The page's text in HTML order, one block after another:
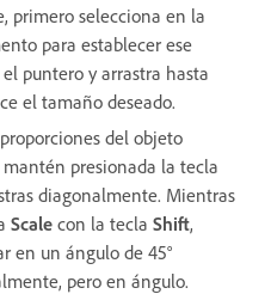
primero selecciona en la
para establecer ese
puntero y arrastra hasta
el tamaño deseado.
del objeto
presionada la tecla
diagonalmente. Mientras
Scale con la tecla Shift,
en un ángulo de 45°
pero en ángulo.